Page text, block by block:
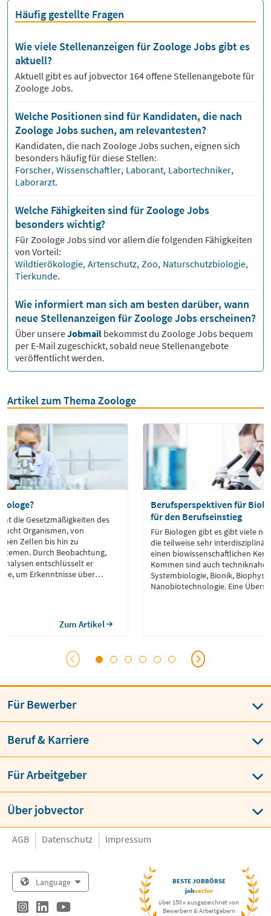
Häufig gestellte Fragen
Wie viele Stellenanzeigen für Zoologe Jobs gibt es
aktuell?
Aktuell gibt es auf jobvector 164offene Stellenangebote für
Zoologe Jobs.
Welche Positionen sind für Kandidaten, die nach
Zoologe Jobs suchen, am relevantesten?
Kandidaten, die nach ZoologeJobs suchen, eignen sich
besonders häufig für diese Stellen:
Forscher, Wissenschaftler, Laborant, Labortechniker,
Laborarzt.
Welche Fähigkeiten sind für Zoologe Jobs
besonders wichtig?
FürZoologeJobs sind vor allem die folgenden Fähigkeiten
von Vorteil:
Wildtierökologie, Artenschutz, Zoo, Naturschutzbiologie,
Tierkunde.
Wie informiert man sich am besten darüber, wann
neue Stellenanzeigen für Zoologe Jobs erscheinen?
Über unsereJobmail bekommst du ZoologeJobs bequem
per E-Mail zugeschickt, sobald neue Stellenangebote
veröffentlicht werden.
Artikel zum Thema Zoologe
die Gesetzmäßigkeiten des
Organismen, von
Zellen bis hin zu
Durch Beobachtung,
entschlüsselt er
um Erkenntnisse über
Zum Artikel
Berufsperspektiven für
für den Berufseinstieg
Für Biologen gibt es gibt viele
die teilweise sehr interdisziplinär
einen biowissenschaftlichen
Kommen sind auch techniknahe
Systembiologie, Bionik,
Nanobiotechnologie. Eine
Für Bewerber
Beruf & Karriere
Für Arbeitgeber
Über jobvector
AGB Datenschutz Impressum
Language
BESTE JOBBÖRSE
jobvector
über 150 x ausgezeichnet von
Bewerbern & Arbeitgebern